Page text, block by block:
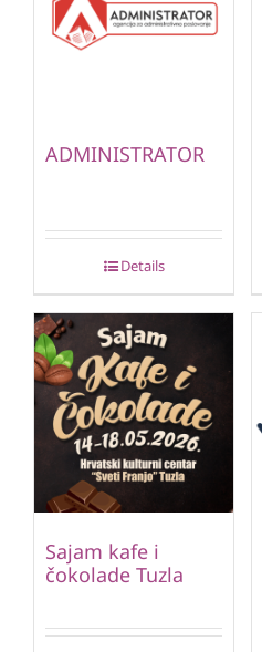
ADMINISTRATOR
Details
Sajam kafe i
čokolade Tuzla